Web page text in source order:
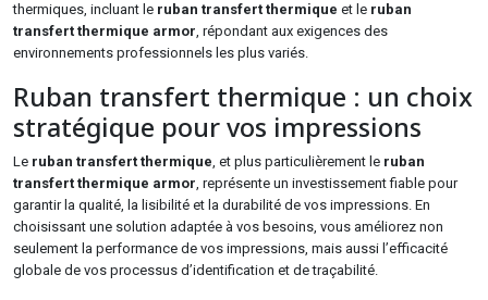
thermiques, incluant le ruban transfert thermique et le ruban
transfert thermique armor, répondant aux exigences des
environnements professionnels les plus variés.
Ruban transfert thermique : un choix
stratégique pour vos impressions
Le ruban transfert thermique, et plus particulièrement le ruban
transfert thermique armor, représente un investissement fiable pour
garantir la qualité, la lisibilité et la durabilité de vos impressions. En
choisissant une solution adaptée à vos besoins, vous améliorez non
seulement la performance de vos impressions, mais aussi l’efficacité
globale de vos processus d’identification et de traçabilité.